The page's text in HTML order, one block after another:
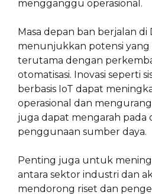
mengganggu operasional.
Masa depan ban berjalan di
menunjukkan potensi yang
terutama dengan
otomatisasi. Inovasi seperti
berbasis IoT dapat
operasional dan
juga dapat mengarah pada
penggunaan sumber daya.
Penting juga untuk
antara sektor industri dan
mendorong riset dan